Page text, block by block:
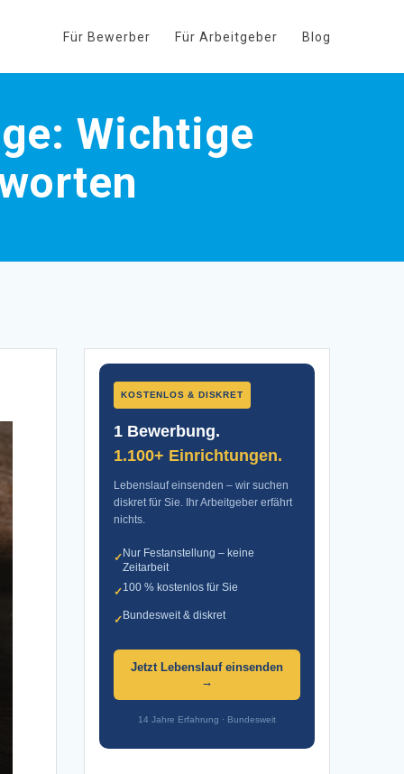
Für Bewerber Für Arbeitgeber Blog
Wichtige
KOSTENLOS & DISKRET
1 Bewerbung.
1.100+ Einrichtungen.
Lebenslauf einsenden – wir suchen
diskret für Sie. Ihr Arbeitgeber erfährt
nichts.
✓Nur Festanstellung – keine
Zeitarbeit
✓100 % kostenlos für Sie
✓Bundesweit & diskret
Jetzt Lebenslauf einsenden
→
14 Jahre Erfahrung · Bundesweit